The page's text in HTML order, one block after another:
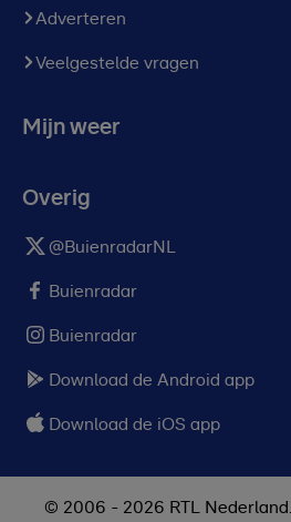
Adverteren
Veelgestelde vragen
Mijn weer
Overig
@BuienradarNL
Buienradar
Buienradar
Download de Android app
Download de iOS app
© 2006 - 2026 RTL